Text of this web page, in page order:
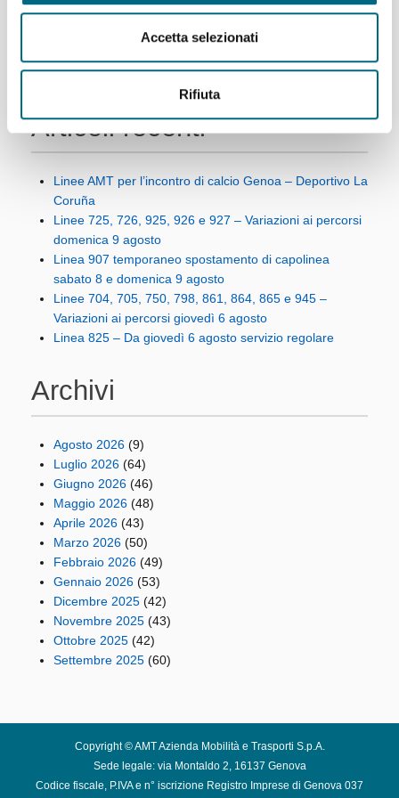
Accetta selezionati
Rifiuta
Articoli recenti
Linee AMT per l’incontro di calcio Genoa – Deportivo La
Coruña
Linee 725, 726, 925, 926 e 927 – Variazioni ai percorsi
domenica 9 agosto
Linea 907 temporaneo spostamento di capolinea
sabato 8 e domenica 9 agosto
Linee 704, 705, 750, 798, 861, 864, 865 e 945 –
Variazioni ai percorsi giovedì 6 agosto
Linea 825 – Da giovedì 6 agosto servizio regolare
Archivi
Agosto 2026 (9)
Luglio 2026 (64)
Giugno 2026 (46)
Maggio 2026 (48)
Aprile 2026 (43)
Marzo 2026 (50)
Febbraio 2026 (49)
Gennaio 2026 (53)
Dicembre 2025 (42)
Novembre 2025 (43)
Ottobre 2025 (42)
Settembre 2025 (60)
Copyright © AMT Azienda Mobilità e Trasporti S.p.A.
Sede legale: via Montaldo 2, 16137 Genova
Codice fiscale, P.IVA e n° iscrizione Registro Imprese di Genova 037